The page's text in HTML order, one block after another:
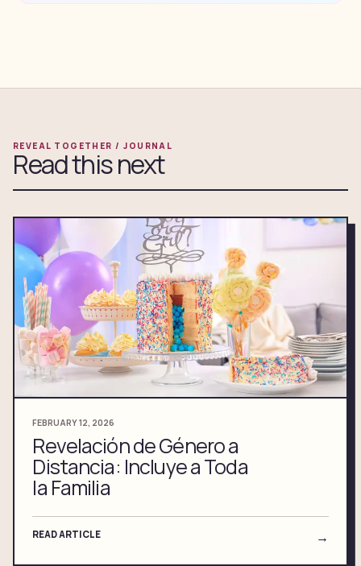
REVEAL TOGETHER / JOURNAL
Read this next
FEBRUARY 12, 2026
Revelación de Género a
Distancia: Incluye a Toda
la Familia
READ ARTICLE →